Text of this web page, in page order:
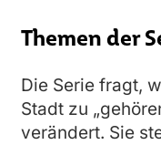
Themen der
Die Serie fragt,
Stadt zu
verändert. Sie